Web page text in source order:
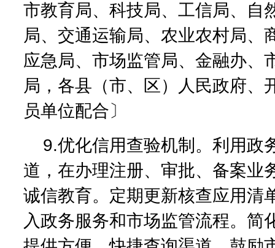
市教育局、科技局、工信局、自
局、交通运输局、农业农村局、
应急局、市场监管局、金融办、
局，各县（市、区）人民政府、
员单位配合〕
9.优化信用查验机制。利用政
道，在办理注册、审批、备案业
诚信教育。定期更新核查应用清
入政务服务和市场监管流程。简